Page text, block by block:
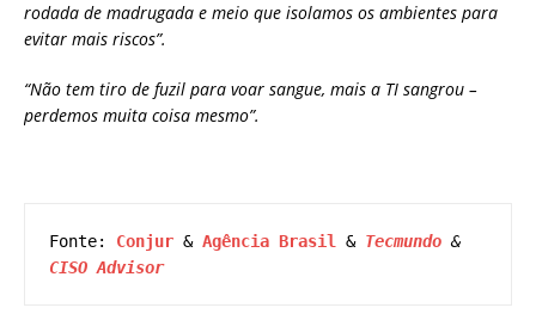
rodada de madrugada e meio que isolamos os ambientes para
evitar mais riscos”.
“Não tem tiro de fuzil para voar sangue, mais a TI sangrou –
perdemos muita coisa mesmo”.
Fonte: Conjur & Agência Brasil & Tecmundo
CISO Advisor